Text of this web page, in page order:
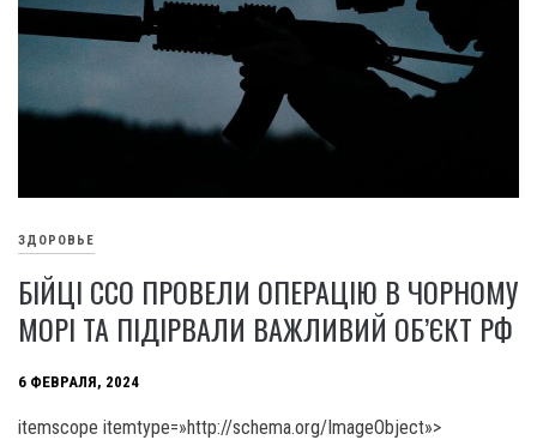
ЗДОРОВЬЕ
БІЙЦІ ССО ПРОВЕЛИ ОПЕРАЦІЮ В ЧОРНОМУ
МОРІ ТА ПІДІРВАЛИ ВАЖЛИВИЙ ОБ’ЄКТ РФ
6 ФЕВРАЛЯ, 2024
itemscope itemtype=»http://schema.org/ImageObject»>